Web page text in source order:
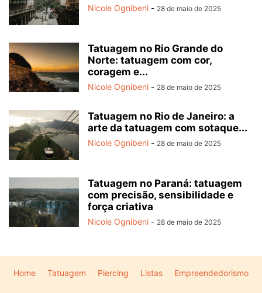
Nicole Ognibeni - 28 de maio de 2025
Tatuagem no Rio Grande do
Norte: tatuagem com cor,
coragem e...
Nicole Ognibeni - 28 de maio de 2025
Tatuagem no Rio de Janeiro: a
arte da tatuagem com sotaque...
Nicole Ognibeni - 28 de maio de 2025
Tatuagem no Paraná: tatuagem
com precisão, sensibilidade e
força criativa
Nicole Ognibeni - 28 de maio de 2025
Home Tatuagem Piercing Listas Empreendedorismo